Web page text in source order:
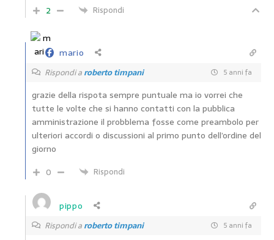
2
Rispondi
mario
Rispondi aroberto timpani 5 anni fa
grazie della rispota sempre puntuale ma io vorrei che
tutte le volte che si hanno contatti con la pubblica
amministrazione il probblema fosse come preambolo per
ulteriori accordi o discussioni al primo punto dell’ordine del
giorno
0
Rispondi
pippo
Rispondi aroberto timpani 5 anni fa